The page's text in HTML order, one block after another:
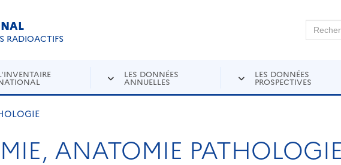
RADIOACTIFS
Rechercher
LES DONNÉES
ANNUELLES
LES DONNÉES
PROSPECTIVES
ANATOMIE PATHOLOGIE